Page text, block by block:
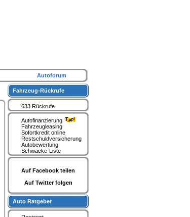
Fahrzeug-Rückrufe
633 Rückrufe
Autofinanzierung
Fahrzeugleasing
Sofortkredit online
Restschuldversicherung
Autobewertung
Schwacke-Liste
Auf Facebook teilen
Auf Twitter folgen
Auto Ratgeber
Autoforum